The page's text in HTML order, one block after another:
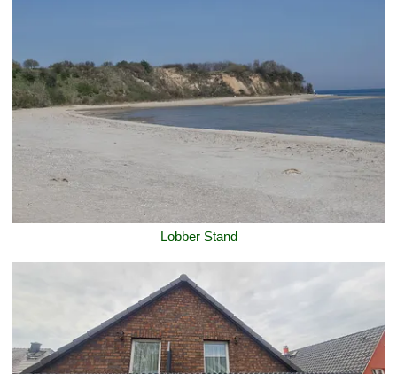
Lobber Stand